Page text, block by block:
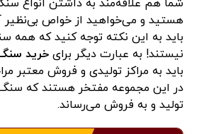
شما هم علاقه‌مند به داشتن انواع
هستید و می‌خواهید از خواص بی‌نظیر
باید به این نکته توجه کنید که
نیستند! به عبارت دیگر برایخرید
باید به مراکز تولیدی و فروش معتبر
در این مجموعه مفتخر هستند که
تولید و به فروش می‌رساند.